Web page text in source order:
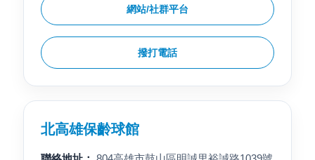
網站/社群平台
撥打電話
北高雄保齡球館